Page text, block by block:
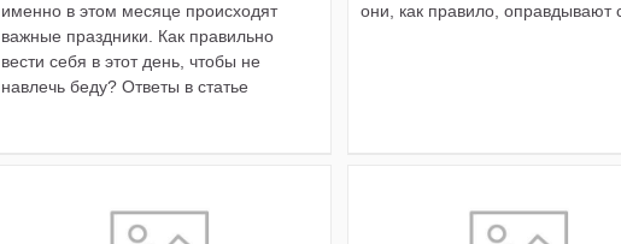
именно в этом месяце происходят
важные праздники. Как правильно
вести себя в этот день, чтобы не
навлечь беду? Ответы в статье
они, как правило, оправдывают